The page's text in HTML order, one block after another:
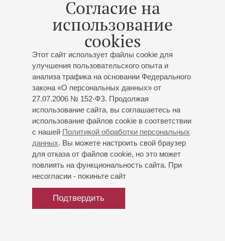
Согласие на
использование
cookies
Этот сайт использует файлы cookie для
улучшения пользовательского опыта и
анализа трафика на основании Федерального
закона «О персональных данных» от
27.07.2006 № 152-ФЗ. Продолжая
использование сайта, вы соглашаетесь на
использование файлов cookie в соответствии
с нашей Политикой обработки персональных
данных. Вы можете настроить свой браузер
для отказа от файлов cookie, но это может
повлиять на функциональность сайта. При
несогласии - покиньте сайт
Подтвердить